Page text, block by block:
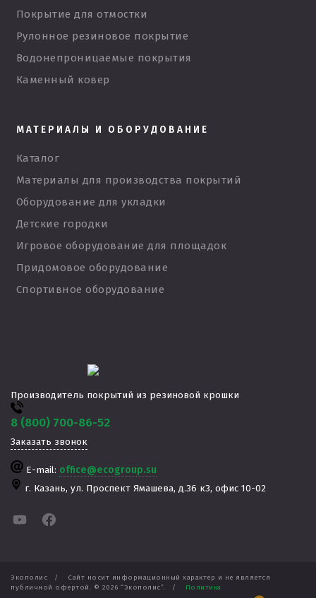
Производитель покрытий из резиновой крошки
8 (800) 700-86-52
Заказать звонок
E-mail: office@ecogroup.su
г. Казань, ул. Проспект Ямашева, д.36 к3, офис 10-02
Покрытие для отмостки
Рулонное резиновое покрытие
Водонепроницаемые покрытия
Каменный ковер
МАТЕРИАЛЫ И ОБОРУДОВАНИЕ
Каталог
Материалы для производства покрытий
Оборудование для укладки
Детские городки
Игровое оборудование для площадок
Придомовое оборудование
Спортивное оборудование
Экополис /
Сайт носит информационный характер и не является
публичной офертой. © 2026 “Экополис”. /
Политика